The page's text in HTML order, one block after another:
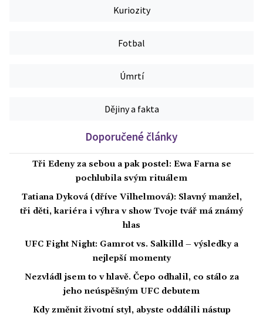
Kuriozity
Fotbal
Úmrtí
Dějiny a fakta
Doporučené články
Tři Edeny za sebou a pak postel: Ewa Farna se
pochlubila svým rituálem
Tatiana Dyková (dříve Vilhelmová): Slavný manžel,
tři děti, kariéra i výhra v show Tvoje tvář má známý
hlas
UFC Fight Night: Gamrot vs. Salkilld – výsledky a
nejlepší momenty
Nezvládl jsem to v hlavě. Čepo odhalil, co stálo za
jeho neúspěšným UFC debutem
Kdy změnit životní styl, abyste oddálili nástup